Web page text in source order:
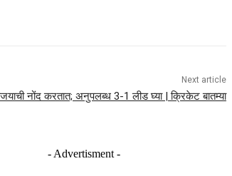
Next article
नोंद करतात; अनुपलब्ध 3-1 लीड घ्या | क्रिकेट बातम्या
- Advertisment -